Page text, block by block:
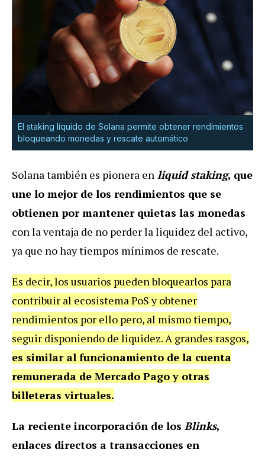
El staking líquido de Solana permite obtener rendimientos
bloqueando monedas y rescate automático
Solana también es pionera en liquid staking, que
une lo mejor de los rendimientos que se
obtienen por mantener quietas las monedas
con la ventaja de no perder la liquidez del activo,
ya que no hay tiempos mínimos de rescate.
Es decir, los usuarios pueden bloquearlos para
contribuir al ecosistema PoS y obtener
rendimientos por ello pero, al mismo tiempo,
seguir disponiendo de liquidez. A grandes rasgos,
es similar al funcionamiento de la cuenta
remunerada de Mercado Pago y otras
billeteras virtuales.
La reciente incorporación de los Blinks,
enlaces directos a transacciones en